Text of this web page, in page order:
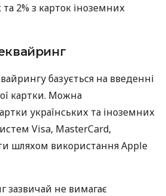
та 2% з карток іноземних
базується на введенні
картки. Можна
українських та іноземних
Visa, MasterCard,
шляхом використання Apple
зазвичай не вимагає